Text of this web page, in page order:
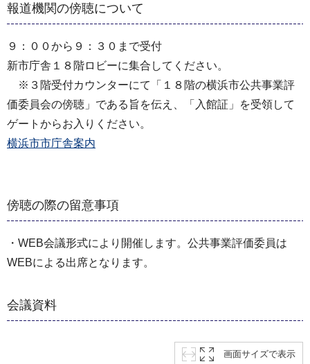
報道機関の傍聴について
９：００から９：３０まで受付
新市庁舎１８階ロビーに集合してください。
※３階受付カウンターにて「１８階の横浜市公共事業評
価委員会の傍聴」である旨を伝え、「入館証」を受領して
ゲートからお入りください。
横浜市市庁舎案内
傍聴の際の留意事項
・WEB会議形式により開催します。公共事業評価委員は
WEBによる出席となります。
会議資料
画面サイズで表示